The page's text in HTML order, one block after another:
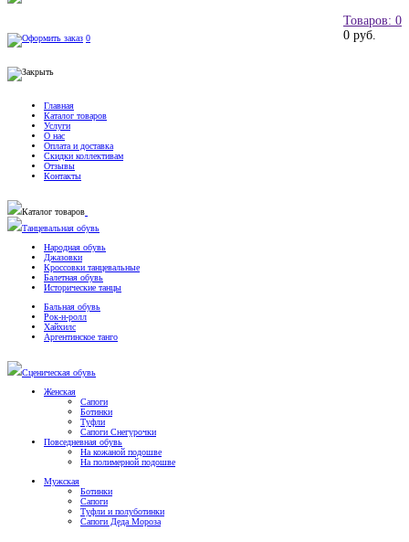
Товаров: 0
0 руб.
0
Главная
Каталог товаров
Услуги
О нас
Оплата и доставка
Скидки коллективам
Отзывы
Контакты
Каталог товаров
Танцевальная обувь
Народная обувь
Джазовки
Кроссовки танцевальные
Балетная обувь
Исторические танцы
Бальная обувь
Рок-н-ролл
Хайхилс
Аргентинское танго
Сценическая обувь
Женская
Сапоги
Ботинки
Туфли
Сапоги Снегурочки
Повседневная обувь
На кожаной подошве
На полимерной подошве
Мужская
Ботинки
Сапоги
Туфли и полуботинки
Сапоги Деда Мороза